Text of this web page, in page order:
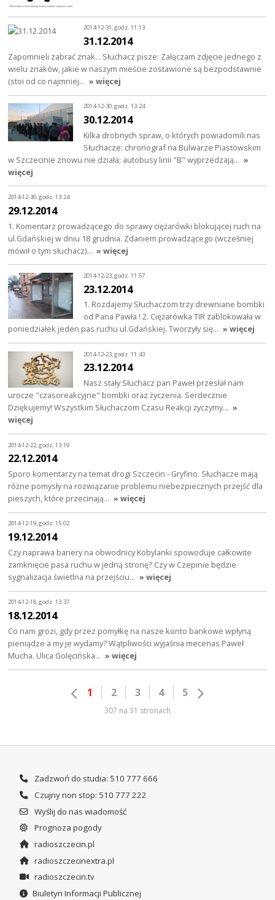
2014-12-31, godz. 11:13
31.12.2014
Zapomnieli zabrać znak... Słuchacz pisze: Załączam zdjęcie jednego z
wielu znaków, jakie w naszym mieście zostawione są bezpodstawnie
(stoi od co najmniej… » więcej
2014-12-30, godz. 13:24
30.12.2014
Kilka drobnych spraw, o których powiadomili nas
Słuchacze: chronograf na Bulwarze Piastowskim
w Szczecinie znowu nie działa; autobusy linii "B" wyprzedzają… »
więcej
2014-12-30, godz. 13:24
29.12.2014
1. Komentarz prowadzącego do sprawy ciężarówki blokującej ruch na
ul.Gdańskiej w dniu 18 grudnia. Zdaniem prowadzącego (wcześniej
mówił o tym słuchacz)… » więcej
2014-12-23, godz. 11:57
23.12.2014
1. Rozdajemy Słuchaczom trzy drewniane bombki
od Pana Pawła ! 2. Ciężarówka TIR zablokowała w
poniedziałek jeden pas ruchu ul.Gdańskiej. Tworzyły się… » więcej
2014-12-23, godz. 11:43
23.12.2014
Nasz stały Słuchacz pan Paweł przesłał nam
urocze "czasoreakcyjne" bombki oraz życzenia. Serdecznie
Dziękujemy! Wszystkim Słuchaczom Czasu Reakcji życzymy… »
więcej
2014-12-22, godz. 13:19
22.12.2014
Sporo komentarzy na temat drogi Szczecin - Gryfino. Słuchacze mają
różne pomysły na rozwiązanie problemu niebezpiecznych przejść dla
pieszych, które przecinają… » więcej
2014-12-19, godz. 15:02
19.12.2014
Czy naprawa bariery na obwodnicy Kobylanki spowoduje całkowite
zamknięcie pasa ruchu w jedną stronę? Czy w Czepinie będzie
sygnalizacja świetlna na przejściu… » więcej
2014-12-18, godz. 13:37
18.12.2014
Co nam grozi, gdy przez pomyłkę na nasze konto bankowe wpłyną
pieniądze a my je wydamy? Wątpliwości wyjaśnia mecenas Paweł
Mucha. Ulica Golęcińska… » więcej
1 2 3 4 5
307 na 31 stronach
Zadzwoń do studia: 510 777 666
Czujny non stop: 510 777 222
Wyślij do nas wiadomość
Prognoza pogody
radioszczecin.pl
radioszczecinextra.pl
radioszczecin.tv
Biuletyn Informacji Publicznej